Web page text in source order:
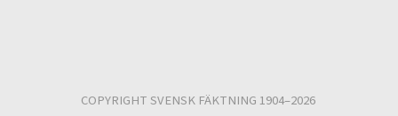
COPYRIGHT SVENSK FÄKTNING 1904–2026